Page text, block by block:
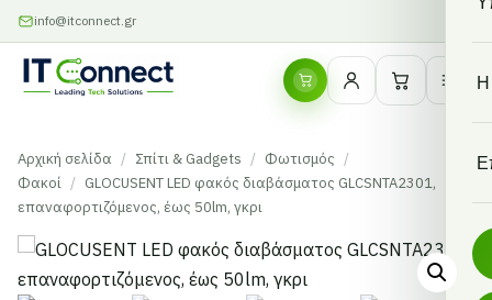
info@itconnect.gr
Η
Αρχική σελίδα / Σπίτι & Gadgets / Φωτισμός /
Φακοί / GLOCUSENT LED φακός διαβάσματος GLCSNTA2301,
επαναφορτιζόμενος, έως 50lm, γκρι